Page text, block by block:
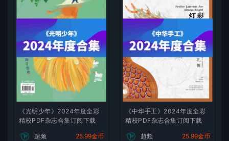
《光明少年》2024年度全彩
精校PDF杂志合集订阅下载
超频 25.99金币
《中华手工》2024年度全彩
精校PDF杂志合集订阅下载
超频 25.99金币